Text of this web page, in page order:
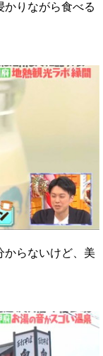
かりながら食べる
からないけど、美